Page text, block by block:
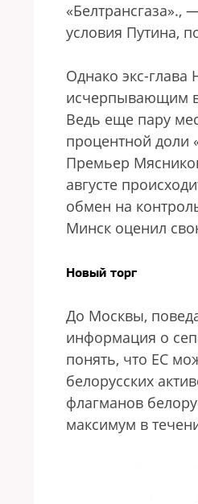
«Белтрансгаза».,
условия Путина,
Однако экс-глава
исчерпывающим в
Ведь еще пару
процентной доли
Премьер
августе
обмен на
Минск оценил
Новый торг
До Москвы,
информация о
понять, что ЕС
белорусских
флагманов
максимум в